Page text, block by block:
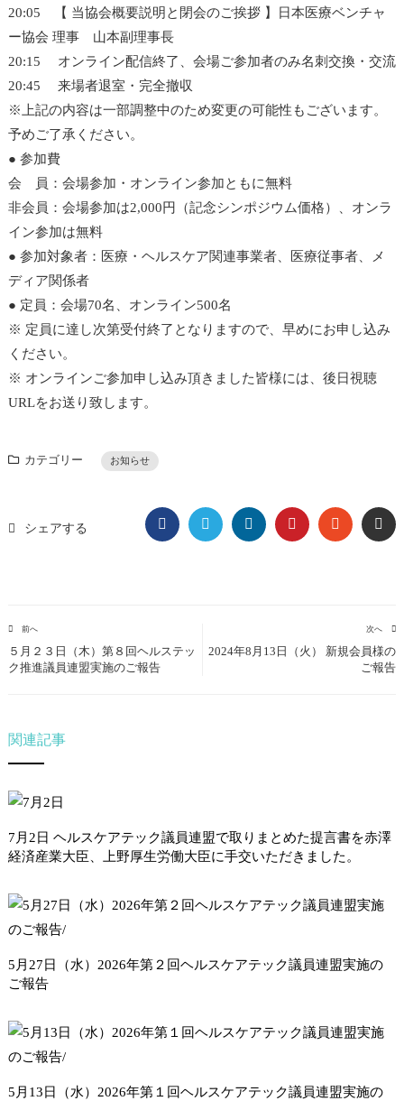
20:05 【 当協会概要説明と閉会のご挨拶 】日本医療ベンチャ
ー協会 理事 山本副理事長
20:15 オンライン配信終了、会場ご参加者のみ名刺交換・交流
20:45 来場者退室・完全撤収
※上記の内容は一部調整中のため変更の可能性もございます。
予めご了承ください。
● 参加費
会 員：会場参加・オンライン参加ともに無料
非会員：会場参加は2,000円（記念シンポジウム価格）、オンラ
イン参加は無料
● 参加対象者：医療・ヘルスケア関連事業者、医療従事者、メ
ディア関係者
● 定員：会場70名、オンライン500名
※ 定員に達し次第受付終了となりますので、早めにお申し込み
ください。
※ オンラインご参加申し込み頂きました皆様には、後日視聴
URLをお送り致します。
カテゴリー お知らせ
シェアする FACEBOOK
TWITTERLINKEDINPINTEREST
前へ
５月２３日（木）第８回ヘルステッ
ク推進議員連盟実施のご報告
次へ
2024年8月13日（火） 新規会員様の
ご報告
関連記事
7月2日 ヘルスケアテック議員連盟で取りまとめた提言書を赤澤
経済産業大臣、上野厚生労働大臣に手交いただきました。
5月27日（水）2026年第２回ヘルスケアテック議員連盟実施の
ご報告
5月13日（水）2026年第１回ヘルスケアテック議員連盟実施の